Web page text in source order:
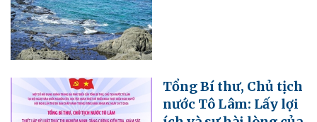
Tổng Bí thư, Chủ tịch
nước Tô Lâm: Lấy lợi